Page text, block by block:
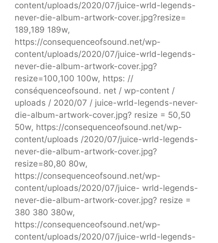
content/uploads/2020/07/juice-wrld-legends-
never-die-album-artwork-cover.jpg?resize=
189,189 189w,
https://consequenceofsound.net/wp-
content/uploads/2020/07/juice-wrld-legends-
never-die-album-artwork-cover.jpg?
resize=100,100 100w, https: //
conséquenceofsound. net / wp-content /
uploads / 2020/07 / juice-wrld-legends-never-
die-album-artwork-cover.jpg? resize = 50,50
50w, https://consequenceofsound.net/wp-
content/uploads /2020/07/juice-wrld-legends-
never-die-album-artwork-cover.jpg?
resize=80,80 80w,
https://consequenceofsound.net/wp-
content/uploads/2020/07/juice- wrld-legends-
never-die-album-artwork-cover.jpg? resize =
380 380 380w,
https://consequenceofsound.net/wp-
content/uploads/2020/07/juice-wrld-legends-